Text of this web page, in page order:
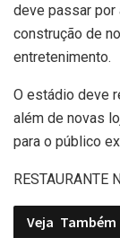
deve passar por
construção de
entretenimento.
O estádio deve
além de novas
para o público
RESTAURANTE
Veja Também